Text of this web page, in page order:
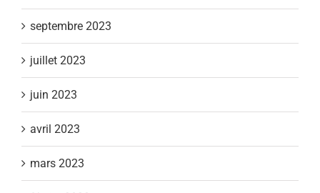
septembre 2023
juillet 2023
juin 2023
avril 2023
mars 2023